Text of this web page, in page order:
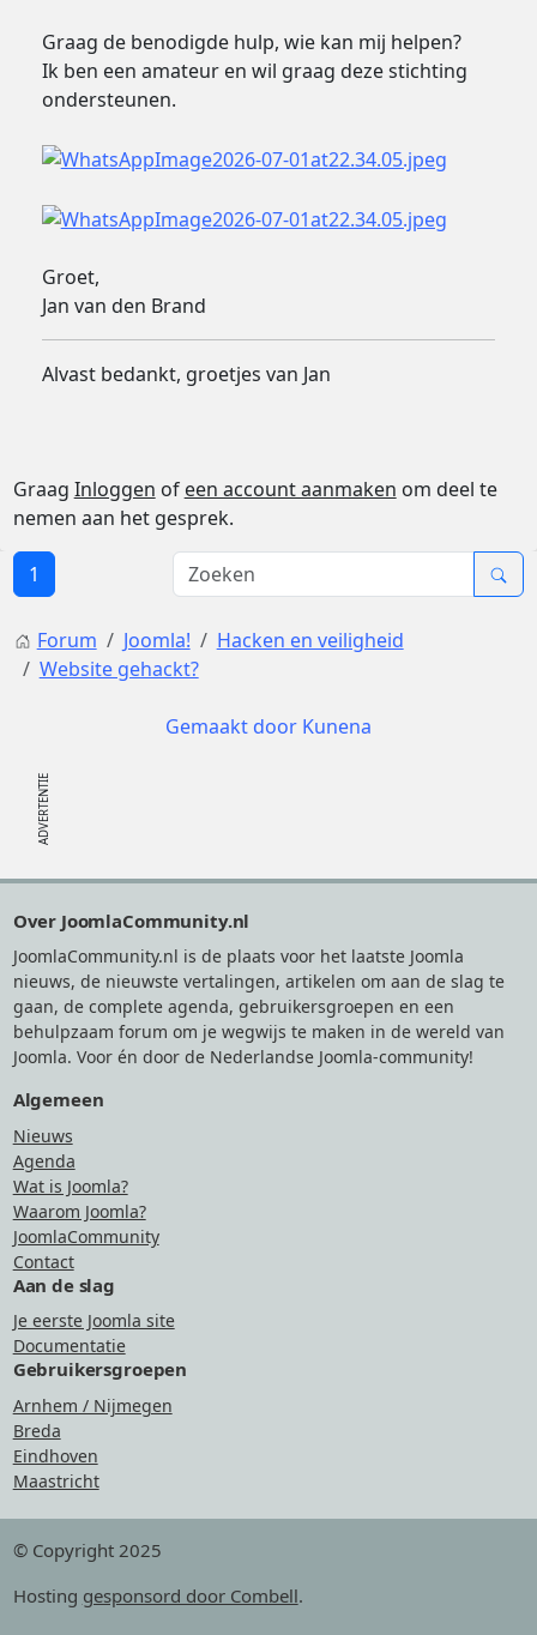
Graag de benodigde hulp, wie kan mij helpen?
Ik ben een amateur en wil graag deze stichting
ondersteunen.
Groet,
Jan van den Brand
Alvast bedankt, groetjes van Jan
Graag Inloggen of een account aanmaken om deel te
nemen aan het gesprek.
1
Forum Joomla!
Hacken en veiligheid
Website gehackt?
Gemaakt door Kunena
Over JoomlaCommunity.nl
JoomlaCommunity.nl is de plaats voor het laatste Joomla
nieuws, de nieuwste vertalingen, artikelen om aan de slag te
gaan, de complete agenda, gebruikersgroepen en een
behulpzaam forum om je wegwijs te maken in de wereld van
Joomla. Voor én door de Nederlandse Joomla-community!
Algemeen
Nieuws
Agenda
Wat is Joomla?
Waarom Joomla?
JoomlaCommunity
Contact
Aan de slag
Je eerste Joomla site
Documentatie
Gebruikersgroepen
Arnhem / Nijmegen
Breda
Eindhoven
Maastricht
© Copyright 2025
Hosting gesponsord door Combell.